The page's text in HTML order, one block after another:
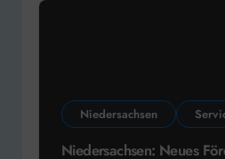
Niedersachsen
Niedersachsen: Neues